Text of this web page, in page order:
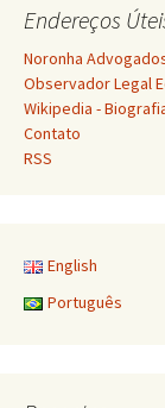
Endereços
Noronha
Observador Legal
Wikipedia -
Contato
RSS
English
Português